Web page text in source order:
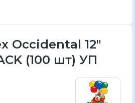
Occidental 12"
(100 шт) УП